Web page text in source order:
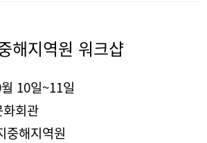
해지역원 워크샵
10일~11일
회관
중해지역원